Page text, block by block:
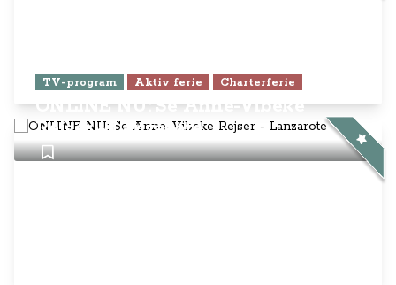
TV-program Aktiv ferie Charterferie
ONLINE NU: Se Anne-Vibeke
Rejser - Lanzarote